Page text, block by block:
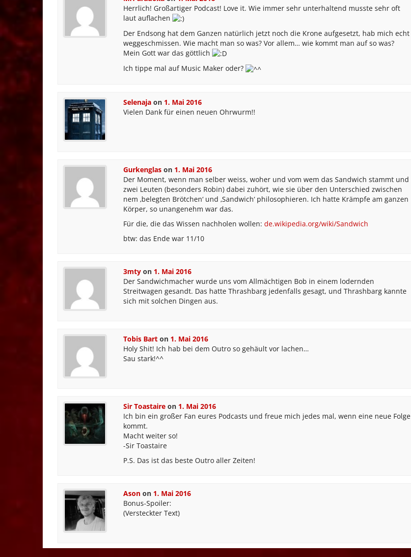
Herrlich! Großartiger Podcast! Love it. Wie immer sehr unterhaltend musste sehr oft
laut auflachen
Der Endsong hat dem Ganzen natürlich jetzt noch die Krone aufgesetzt, hab mich echt
weggeschmissen. Wie macht man so was? Vor allem… wie kommt man auf so was?
Mein Gott war das göttlich
Ich tippe mal auf Music Maker oder?
Selenaja on 1. Mai 2016
Vielen Dank für einen neuen Ohrwurm!!
Gurkenglas on 1. Mai 2016
Der Moment, wenn man selber weiss, woher und vom wem das Sandwich stammt und
zwei Leuten (besonders Robin) dabei zuhört, wie sie über den Unterschied zwischen
nem ‚belegten Brötchen‘ und ‚Sandwich‘ philosophieren. Ich hatte Krämpfe am ganzen
Körper, so unangenehm war das.
Für die, die das Wissen nachholen wollen: de.wikipedia.org/wiki/Sandwich
btw: das Ende war 11/10
3mty on 1. Mai 2016
Der Sandwichmacher wurde uns vom Allmächtigen Bob in einem lodernden
Streitwagen gesandt. Das hatte Thrashbarg jedenfalls gesagt, und Thrashbarg kannte
sich mit solchen Dingen aus.
Tobis Bart on 1. Mai 2016
Holy Shit! Ich hab bei dem Outro so gehäult vor lachen…
Sau stark!^^
Sir Toastaire on 1. Mai 2016
Ich bin ein großer Fan eures Podcasts und freue mich jedes mal, wenn eine neue Folge
kommt.
Macht weiter so!
-Sir Toastaire
P.S. Das ist das beste Outro aller Zeiten!
Ason on 1. Mai 2016
Bonus-Spoiler:
(Versteckter Text)